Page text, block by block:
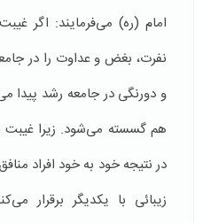
امام (ره) می‌فرمایند: اگر
نفرت، بغض و عداوت را در
و دو‌رنگی در جامعه رشد پیدا
هم گسسته می‌شود. زیرا غیبت
در نتیجه خود به خود افراد
زیبائی با یکدیگر برقرار